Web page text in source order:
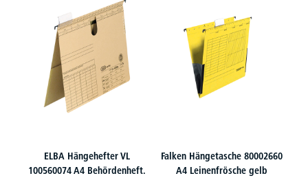
ELBA Hängehefter VL
100560074 A4 Behördenheft.
Falken Hängetasche 80002660
A4 Leinenfrösche gelb